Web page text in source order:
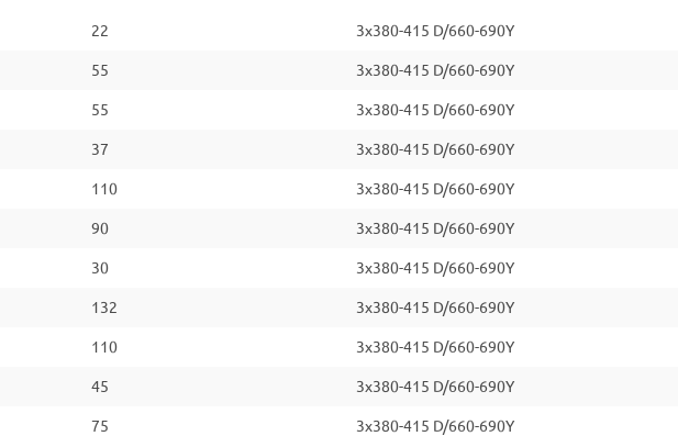
22 3x380-415 D/660-690Y
55 3x380-415 D/660-690Y
55 3x380-415 D/660-690Y
37 3x380-415 D/660-690Y
110 3x380-415 D/660-690Y
90 3x380-415 D/660-690Y
30 3x380-415 D/660-690Y
132 3x380-415 D/660-690Y
110 3x380-415 D/660-690Y
45 3x380-415 D/660-690Y
75 3x380-415 D/660-690Y